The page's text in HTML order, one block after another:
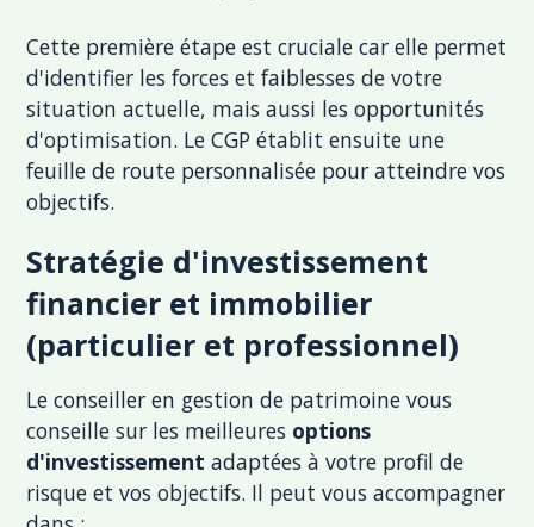
Cette première étape est cruciale car elle permet
d'identifier les forces et faiblesses de votre
situation actuelle, mais aussi les opportunités
d'optimisation. Le CGP établit ensuite une
feuille de route personnalisée pour atteindre vos
objectifs.
Stratégie d'investissement
financier et immobilier
(particulier et professionnel)
Le conseiller en gestion de patrimoine vous
conseille sur les meilleures options
d'investissement adaptées à votre profil de
risque et vos objectifs. Il peut vous accompagner